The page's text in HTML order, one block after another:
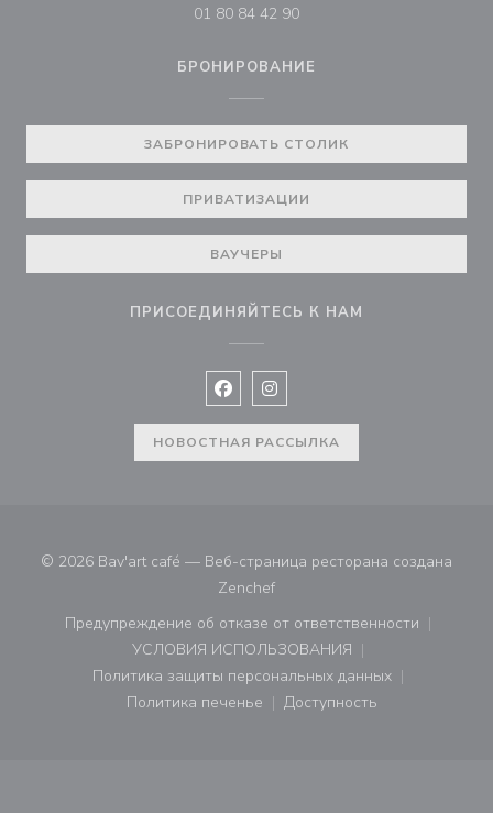
01 80 84 42 90
БРОНИРОВАНИЕ
ЗАБРОНИРОВАТЬ СТОЛИК
ПРИВАТИЗАЦИИ
ВАУЧЕРЫ
ПРИСОЕДИНЯЙТЕСЬ К НАМ
Facebook ((открывается в новом
Instagram ((открывается в
НОВОСТНАЯ РАССЫЛКА
© 2026 Bav'art café — Веб-страница ресторана создана
Zenchef((открывается в новом окне))
Предупреждение об отказе от ответственности
((открывается в новом окне))
УСЛОВИЯ ИСПОЛЬЗОВАНИЯ
((открывается в новом окне))
Политика защиты персональных данных
((открывается в новом окне))
Политика печенье
((открывается в новом окне))
Доступность
((открывается в